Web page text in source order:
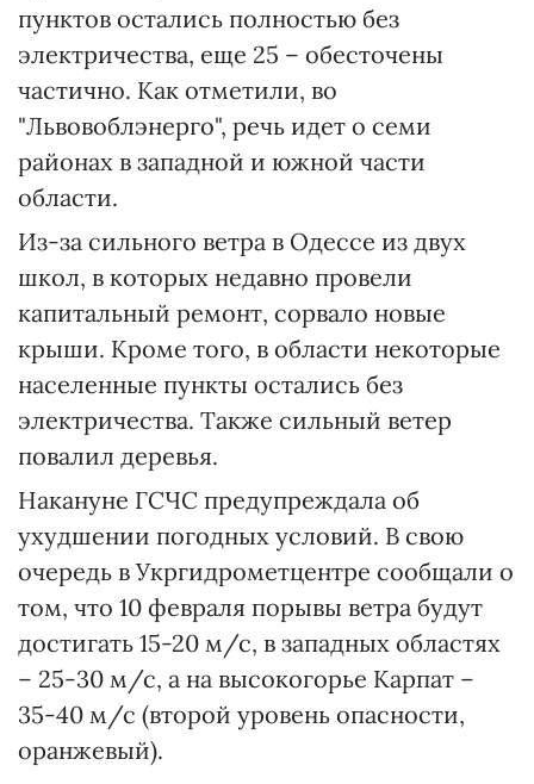
пунктов остались полностью без
электричества, еще 25 – обесточены
частично. Как отметили, во
"Львовоблэнерго", речь идет о семи
районах в западной и южной части
области.
Из-за сильного ветра в Одессе из двух
школ, в которых недавно провели
капитальный ремонт, сорвало новые
крыши. Кроме того, в области некоторые
населенные пункты остались без
электричества. Также сильный ветер
повалил деревья.
Накануне ГСЧС предупреждала об
ухудшении погодных условий. В свою
очередь в Укргидрометцентре сообщали о
том, что 10 февраля порывы ветра будут
достигать 15-20 м/с, в западных областях
– 25-30 м/с, а на высокогорье Карпат –
35-40 м/с (второй уровень опасности,
оранжевый).